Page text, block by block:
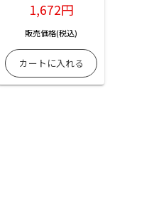
1,672円
販売価格(税込)